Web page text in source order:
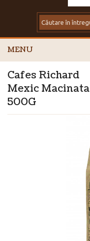
MENU
Cafes Richard
Mexic Macinata
500G